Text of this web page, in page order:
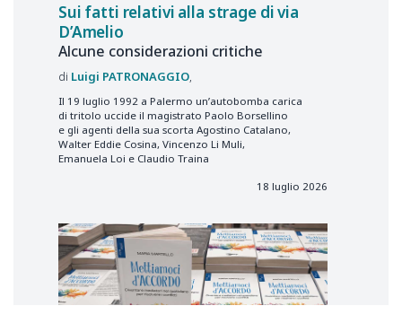
Sui fatti relativi alla strage di via
D’Amelio
Alcune considerazioni critiche
Luigi PATRONAGGIO
Il 19 luglio 1992 a Palermo un’autobomba carica
di tritolo uccide il magistrato Paolo Borsellino
e gli agenti della sua scorta Agostino Catalano,
Walter Eddie Cosina, Vincenzo Li Muli,
Emanuela Loi e Claudio Traina
18 luglio 2026